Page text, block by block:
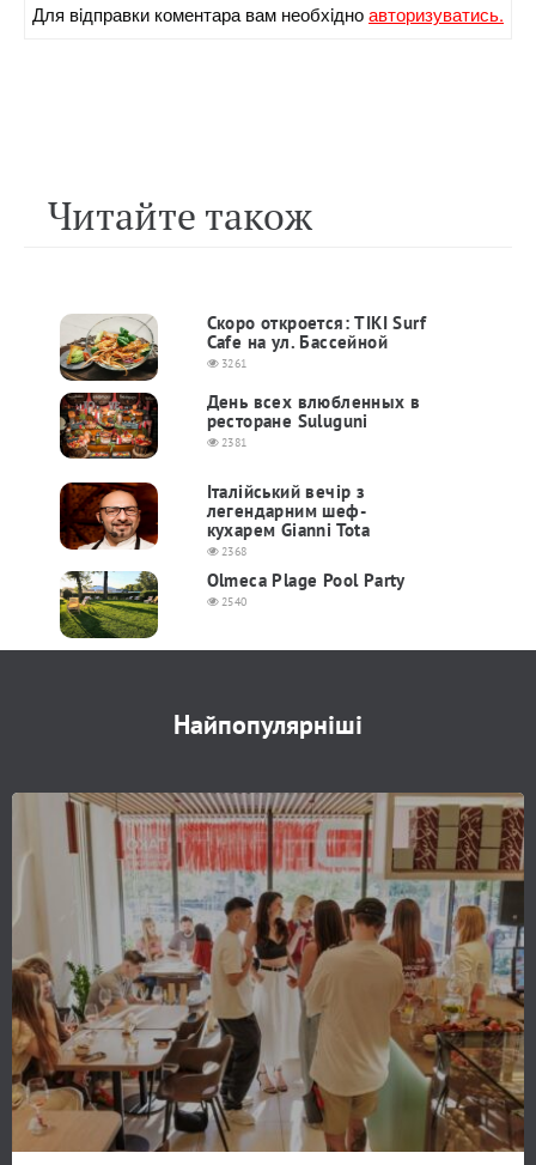
Для вiдправки коментара вам необхiдноавторизуватись.
Читайте також
Скоро откроется: TIKI Surf
Cafe на ул. Бассейной
3261
День всех влюбленных в
ресторане Suluguni
2381
Італійський вечір з
легендарним шеф-
кухарем Gianni Tota
2368
Olmeca Plage Pool Party
2540
Найпопулярніші